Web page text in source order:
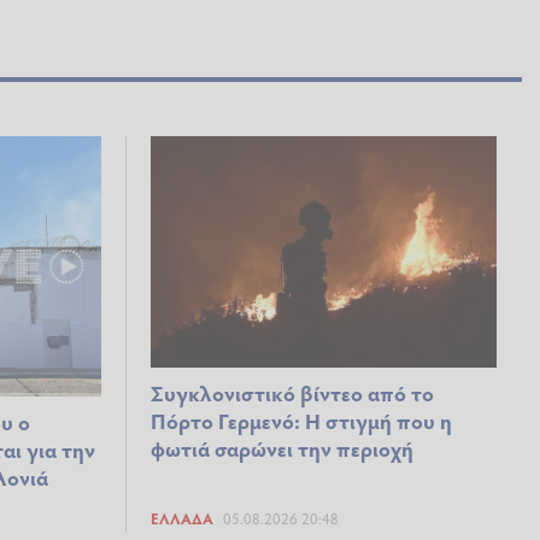
ο
για την
Συγκλονιστικό βίντεο από το
Πόρτο Γερμενό: Η στιγμή που η
φωτιά σαρώνει την περιοχή
ΕΛΛΆΔΑ 05.08.2026 20:48